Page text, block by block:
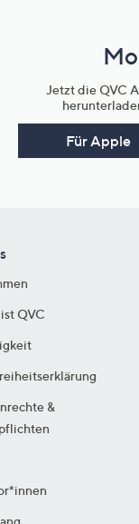
Jetzt die QVC
Für Apple
QVC
&